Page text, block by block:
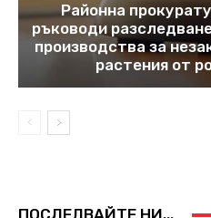
Районна
ръководи
производства за
растения от